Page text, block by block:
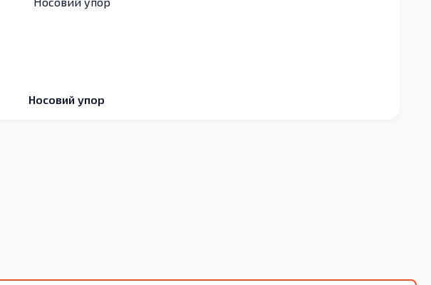
Носовий упор